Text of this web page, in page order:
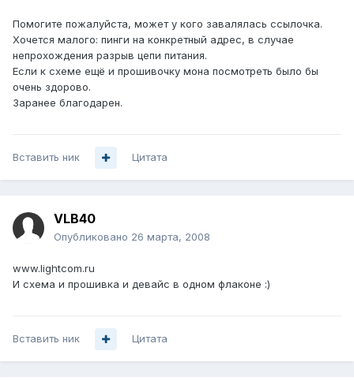
Помогите пожалуйста, может у кого завалялась ссылочка.
Хочется малого: пинги на конкретный адрес, в случае
непрохождения разрыв цепи питания.
Если к схеме ещё и прошивочку мона посмотреть было бы
очень здорово.
Заранее благодарен.
Вставить ник Цитата
VLB40
Опубликовано 26 марта, 2008
www.lightcom.ru
И схема и прошивка и девайс в одном флаконе :)
Вставить ник Цитата